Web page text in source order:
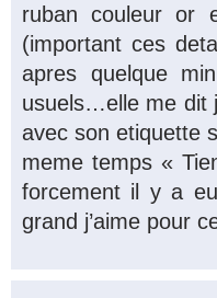
ruban couleur or
(important ces
apres quelque
usuels…elle me dit
avec son etiquette
meme temps «
forcement il y a
grand j’aime pour